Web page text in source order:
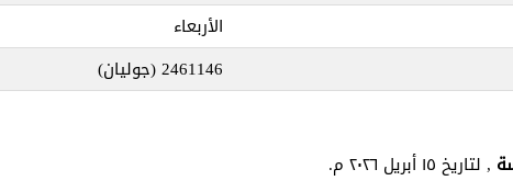
الأربعاء
2461146(جوليان)
, لتاريخ ١٥ أبريل ٢٠٢٦ م.